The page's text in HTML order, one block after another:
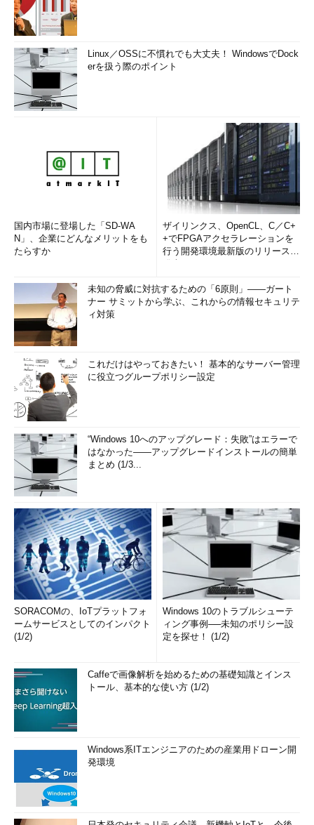
Linux／OSSに不慣れでも大丈夫！ WindowsでDock
erを扱う際のポイント
国内市場に登場した「SD-WA
N」、企業にどんなメリットをも
たらすか
ザイリンクス、OpenCL、C／C+
+でFPGAアクセラレーションを
行う開発環境最新版のリリースを
未知の脅威に対抗するための「6原則」――ガート
ナー サミットから学ぶ、これからの情報セキュリテ
ィ対策
これだけはやっておきたい！ 基本的なサーバー管理
に役立つグループポリシー設定
“Windows 10へのアップグレード：失敗”はエラーで
はなかった――アップグレードインストールの簡単
まとめ (1/3...
SORACOMの、IoTプラットフォ
ームサービスとしてのインパクト
(1/2)
Windows 10のトラブルシューテ
ィング事例──未知のポリシー設
定を探せ！ (1/2)
Caffeで画像解析を始めるための基礎知識とインス
トール、基本的な使い方 (1/2)
Windows系ITエンジニアのための産業用ドローン開
発環境